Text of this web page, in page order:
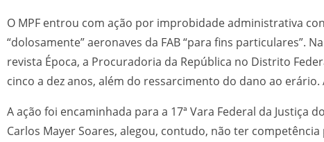
O MPF entrou com ação por improbidade administrativa
“dolosamente” aeronaves da FAB “para fins particulares”.
revista Época, a Procuradoria da República no Distrito
cinco a dez anos, além do ressarcimento do dano ao
A ação foi encaminhada para a 17ª Vara Federal da
Carlos Mayer Soares, alegou, contudo, não ter